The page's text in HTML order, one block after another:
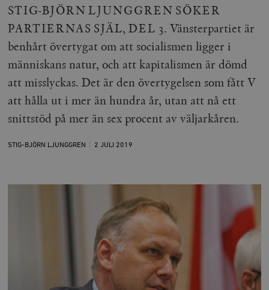
STIG-BJÖRN LJUNGGREN SÖKER
PARTIERNAS SJÄL, DEL 3. Vänsterpartiet är
benhårt övertygat om att socialismen ligger i
människans natur, och att kapitalismen är dömd
att misslyckas. Det är den övertygelsen som fått V
att hålla ut i mer än hundra år, utan att nå ett
snittstöd på mer än sex procent av väljarkåren.
STIG-BJÖRN LJUNGGREN 2 JULI 2019